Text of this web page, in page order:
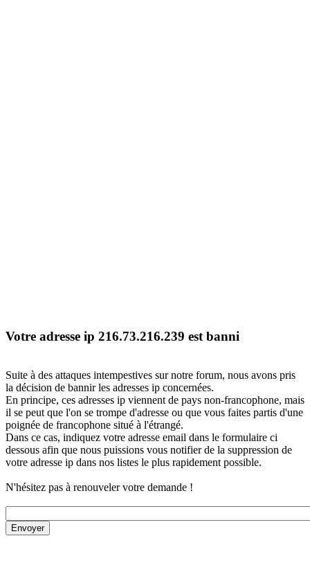
Votre adresse ip 216.73.216.239 est banni
Suite à des attaques intempestives sur notre forum, nous avons pris
la décision de bannir les adresses ip concernées.
En principe, ces adresses ip viennent de pays non-francophone, mais
il se peut que l'on se trompe d'adresse ou que vous faites partis d'une
poignée de francophone situé à l'étrangé.
Dans ce cas, indiquez votre adresse email dans le formulaire ci
dessous afin que nous puissions vous notifier de la suppression de
votre adresse ip dans nos listes le plus rapidement possible.
N'hésitez pas à renouveler votre demande !